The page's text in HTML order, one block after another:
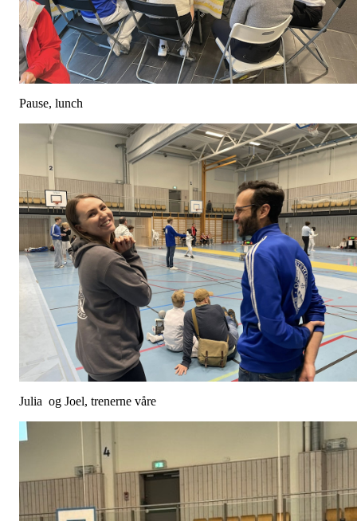
Pause, lunch
Julia og Joel, trenerne våre